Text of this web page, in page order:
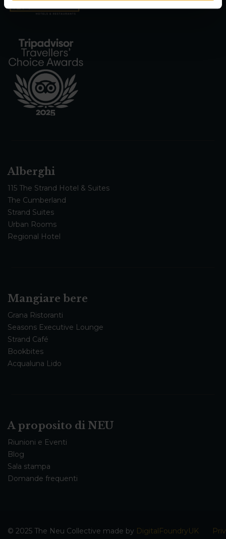
Alberghi
115 The Strand Hotel & Suites
The Cumberland
Strand Suites
Urban Rooms
Regional Hotel
Mangiare bere
Grana Ristoranti
Seasons Executive Lounge
Strand Café
Bookbites
Acqualuna Lido
A proposito di NEU
Riunioni e Eventi
Blog
Sala stampa
Domande frequenti
© 2025 The Neu Collective made by DigitalFoundryUK